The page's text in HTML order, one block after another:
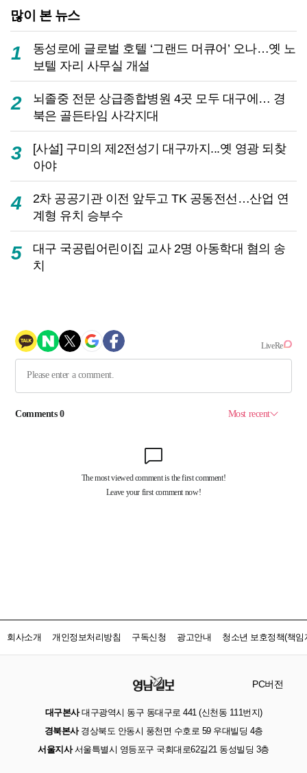
많이 본 뉴스
1
동성로에 글로벌 호텔 ‘그랜드 머큐어’ 오나…옛 노
보텔 자리 사무실 개설
2
뇌졸중 전문 상급종합병원 4곳 모두 대구에… 경
북은 골든타임 사각지대
3
[사설] 구미의 제2전성기 대구까지...옛 영광 되찾
아야
4
2차 공공기관 이전 앞두고 TK 공동전선…산업 연
계형 유치 승부수
5
대구 국공립어린이집 교사 2명 아동학대 혐의 송
치
회사소개 개인정보처리방침 구독신청 광고안내 청소년 보호정책(책임
PC버전
대구본사대구광역시 동구 동대구로 441 (신천동 111번지)
경북본사경상북도 안동시 풍천면 수호로 59 우대빌딩 4층
서울지사서울특별시 영등포구 국회대로62길21 동성빌딩 3층